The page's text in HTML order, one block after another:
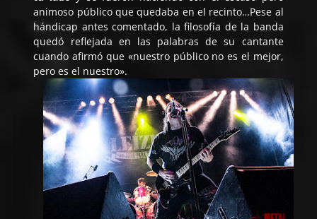
animoso público que quedaba en el recinto…Pese al
hándicap antes comentado, la filosofía de la banda
quedó reflejada en las palabras de su cantante
cuando afirmó que «nuestro público no es el mejor,
pero es el nuestro».